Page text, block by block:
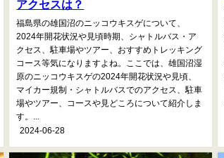
アクセスは？
福島県の雄国沼のニッコウキスゲについて、
2024年開花状況や見頃時期、シャトルバス・ア
クセス、駐車場やツアー、おすすめトレッキング
コース等気になりますよね。ここでは、雄国沼湿
原のニッコウキスゲの2024年開花状況や見頃、
マイカー規制・シャトルバスでのアクセス、駐車
場やツアー、コースや見どころについて紹介しま
す。...
2024-06-28